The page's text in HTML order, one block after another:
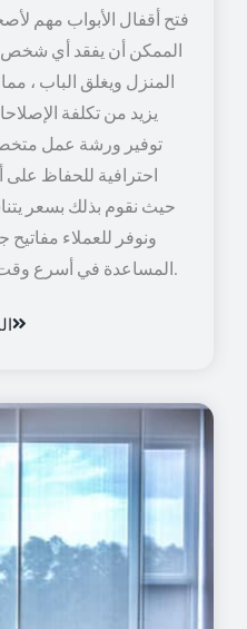
فتح أقفال الأبواب مهم
الممكن أن يفقد أي شخص
المنزل ويغلق الباب ،
يزيد من تكلفة
توفير ورشة عمل
احترافية للحفاظ على
حيث نقوم بذلك بسعر
ونوفر للعملاء مفاتيح
المساعدة في أسرع وقت ممكن من قبل الفنيين لدينا.